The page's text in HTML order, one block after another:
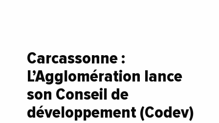
Carcassonne :
L’Agglomération lance
son Conseil de
développement (Codev)